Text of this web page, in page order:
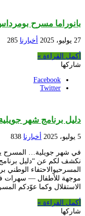
بانوراما مسرح
27 يوليو، 2025 أخبارنا 285
أكمل القراءة »
شاركها
Facebook
Twitter
دليل برنامج شهر
5 يوليو، 2025 أخبارنا 838
في شهر جويلية… المسرح
نكشف لكم عن “دليل
المسرحيوالاحتفاء
موجهة للأطفال — سهرات
الاستقلال وكما عوّدكم
أكمل القراءة »
شاركها